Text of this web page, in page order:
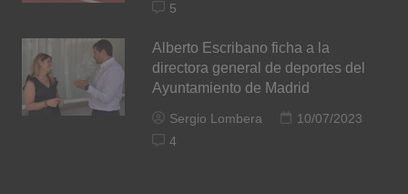
5
Alberto Escribano ficha a la
directora general de deportes del
Ayuntamiento de Madrid
Sergio Lombera
10/07/2023
4